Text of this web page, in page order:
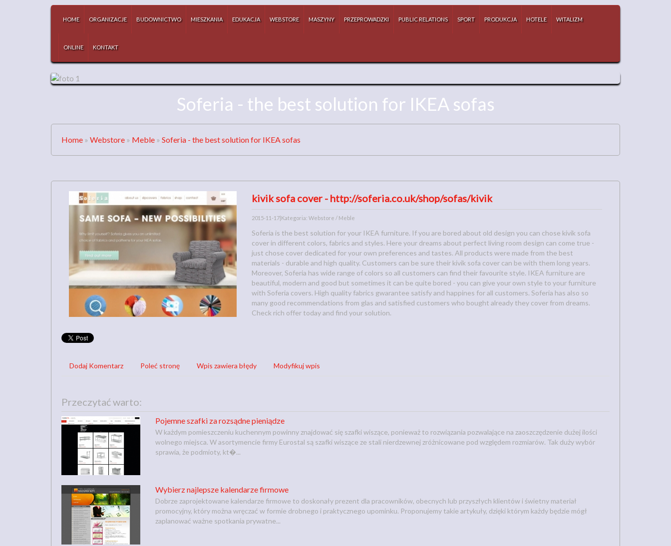
HOME ORGANIZACJE BUDOWNICTWO MIESZKANIA EDUKACJA WEBSTORE MASZYNY PRZEPROWADZKI PUBLIC RELATIONS SPORT PRODUKCJA HOTELE WITALIZM
ONLINE KONTAKT
Soferia - the best solution for IKEA sofas
Home » Webstore » Meble » Soferia - the best solution for IKEA sofas
kivik sofa cover - http://soferia.co.uk/shop/sofas/kivik
2015-11-17|Kategoria: Webstore / Meble
Soferia is the best solution for your IKEA furniture. If you are bored about old design you can chose kivik sofa
cover in different colors, fabrics and styles. Here your dreams about perfect living room design can come true -
just chose cover dedicated for your own preferences and tastes. All products were made from the best
materials - durable and high quality. Customers can be sure their kivik sofa cover can be with them long years.
Moreover, Soferia has wide range of colors so all customers can find their favourite style. IKEA furniture are
beautiful, modern and good but sometimes it can be quite bored - you can give your own style to your furniture
with Soferia covers. High quality fabrics gwarantee satisfy and happines for all customers. Soferia has also so
many good recommendations from glas and satisfied customers who bought already they cover from dreams.
Check rich offer today and find your solution.
Dodaj Komentarz Poleć stronę Wpis zawiera błędy Modyfikuj wpis
Przeczytać warto:
Pojemne szafki za rozsądne pieniądze
W każdym pomieszczeniu kuchennym powinny znajdować się szafki wiszące, ponieważ to rozwiązania pozwalające na zaoszczędzenie dużej ilości
wolnego miejsca. W asortymencie firmy Eurostal są szafki wiszące ze stali nierdzewnej zróżnicowane pod względem rozmiarów. Tak duży wybór
sprawia, że podmioty, kt�...
Wybierz najlepsze kalendarze firmowe
Dobrze zaprojektowane kalendarze firmowe to doskonały prezent dla pracowników, obecnych lub przyszłych klientów i świetny materiał
promocyjny, który można wręczać w formie drobnego i praktycznego upominku. Proponujemy takie artykuły, dzięki którym każdy będzie mógł
zaplanować ważne spotkania prywatne...